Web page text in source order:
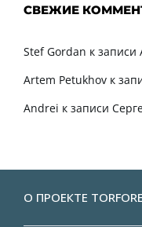
СВЕЖИЕ
Stef Gordan к записи
Artem Petukhov к
Andrei к записи
О ПРОЕКТЕ